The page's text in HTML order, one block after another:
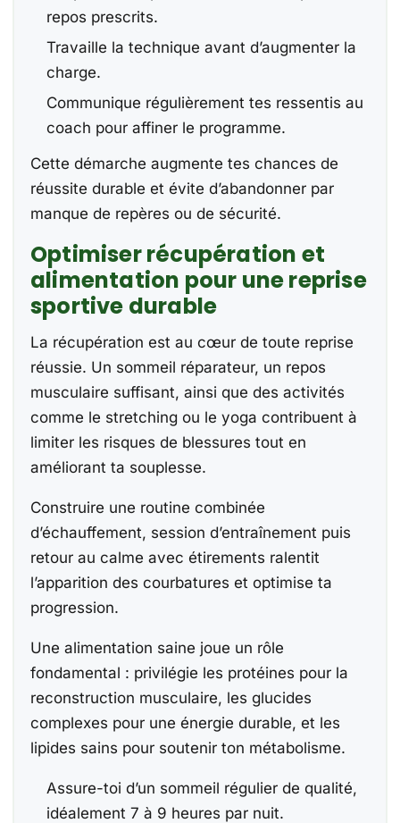
repos prescrits.
Travaille la technique avant d’augmenter la
charge.
Communique régulièrement tes ressentis au
coach pour affiner le programme.
Cette démarche augmente tes chances de
réussite durable et évite d’abandonner par
manque de repères ou de sécurité.
Optimiser récupération et
alimentation pour une reprise
sportive durable
La récupération est au cœur de toute reprise
réussie. Un sommeil réparateur, un repos
musculaire suffisant, ainsi que des activités
comme le stretching ou le yoga contribuent à
limiter les risques de blessures tout en
améliorant ta souplesse.
Construire une routine combinée
d’échauffement, session d’entraînement puis
retour au calme avec étirements ralentit
l’apparition des courbatures et optimise ta
progression.
Une alimentation saine joue un rôle
fondamental : privilégie les protéines pour la
reconstruction musculaire, les glucides
complexes pour une énergie durable, et les
lipides sains pour soutenir ton métabolisme.
Assure-toi d’un sommeil régulier de qualité,
idéalement 7 à 9 heures par nuit.